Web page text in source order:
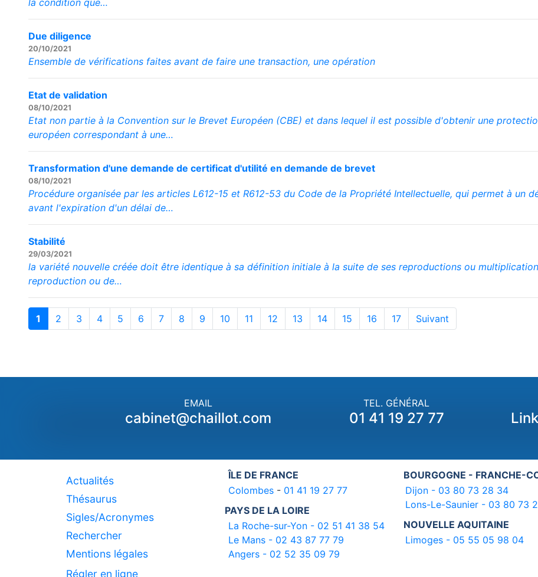
la condition que…
Due diligence
20/10/2021
Ensemble de vérifications faites avant de faire une transaction, une opération
Etat de validation
08/10/2021
Etat non partie à la Convention sur le Brevet Européen (CBE) et dans lequel il est possible d'obtenir une
européen correspondant à une…
Transformation d'une demande de certificat d'utilité en demande de brevet
08/10/2021
Procédure organisée par les articles L612-15 et R612-53 du Code de la Propriété Intellectuelle, qui permet à un
avant l'expiration d'un délai de…
Stabilité
29/03/2021
la variété nouvelle créée doit être identique à sa définition initiale à la suite de ses reproductions ou
reproduction ou de…
1 2 3 4 5 6 7 8 9 10 11 12 13 14 15 16 17 Suivant
EMAIL
cabinet@chaillot.com
TEL. GÉNÉRAL
01 41 19 27 77
Actualités
Thésaurus
Sigles/Acronymes
Rechercher
Mentions légales
Régler en ligne
ÎLE DE FRANCE
Colombes - 01 41 19 27 77
PAYS DE LA LOIRE
La Roche-sur-Yon - 02 51 41 38 54
Le Mans - 02 43 87 77 79
Angers - 02 52 35 09 79
BOURGOGNE - FRANCHE-
Dijon - 03 80 73 28 34
Lons-Le-Saunier - 03 80 73
NOUVELLE AQUITAINE
Limoges - 05 55 05 98 04